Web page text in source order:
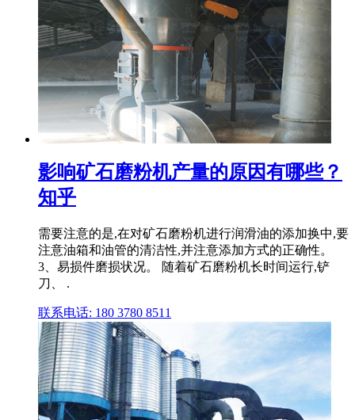
影响矿石磨粉机产量的原因有哪些？
知乎
需要注意的是,在对矿石磨粉机进行润滑油的添加换中,要
注意油箱和油管的清洁性,并注意添加方式的正确性。
3、易损件磨损状况。 随着矿石磨粉机长时间运行,铲
刀、 .
联系电话: 180 3780 8511